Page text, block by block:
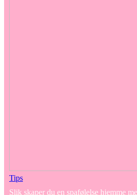
Tips
Slik skaper du en spafølelse hjemme